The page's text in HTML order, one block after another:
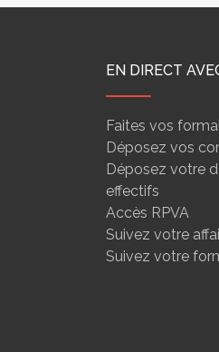
EN DIRECT
Faites vos
Déposez vos
Déposez votre
effectifs
Accès RPVA
Suivez votre
Suivez votre